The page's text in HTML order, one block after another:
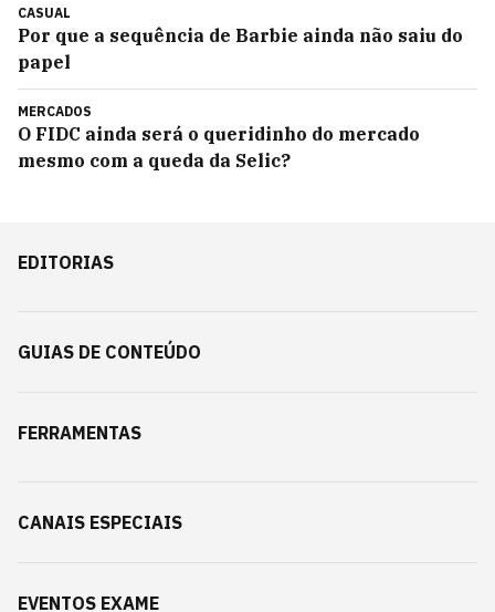
CASUAL
Por que a sequência de Barbie ainda não saiu do
papel
MERCADOS
O FIDC ainda será o queridinho do mercado
mesmo com a queda da Selic?
EDITORIAS
GUIAS DE CONTEÚDO
FERRAMENTAS
CANAIS ESPECIAIS
EVENTOS EXAME